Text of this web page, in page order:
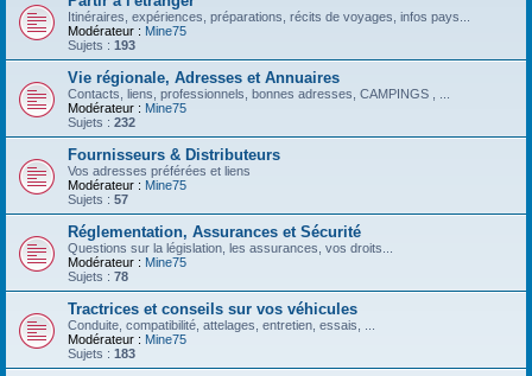
Itinéraires, expériences, préparations, récits de voyages, infos pays...
Modérateur : Mine75
Sujets : 193
Vie régionale, Adresses et Annuaires
Contacts, liens, professionnels, bonnes adresses, CAMPINGS , ...
Modérateur : Mine75
Sujets : 232
Fournisseurs & Distributeurs
Vos adresses préférées et liens
Modérateur : Mine75
Sujets : 57
Réglementation, Assurances et Sécurité
Questions sur la législation, les assurances, vos droits...
Modérateur : Mine75
Sujets : 78
Tractrices et conseils sur vos véhicules
Conduite, compatibilité, attelages, entretien, essais, ...
Modérateur : Mine75
Sujets : 183